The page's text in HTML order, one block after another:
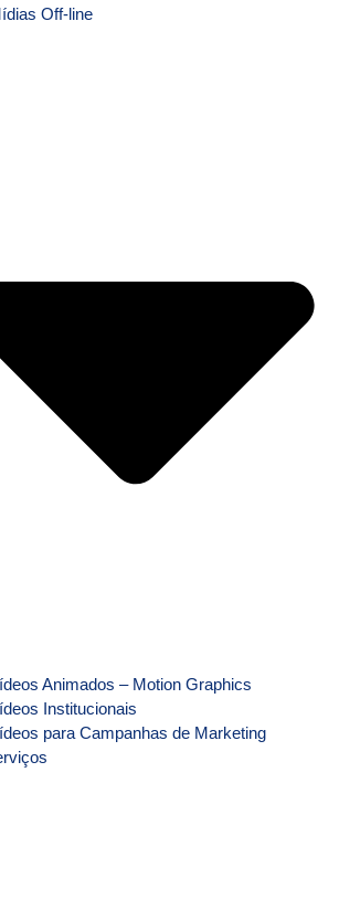
Off-line
Animados – Motion Graphics
Institucionais
para Campanhas de Marketing